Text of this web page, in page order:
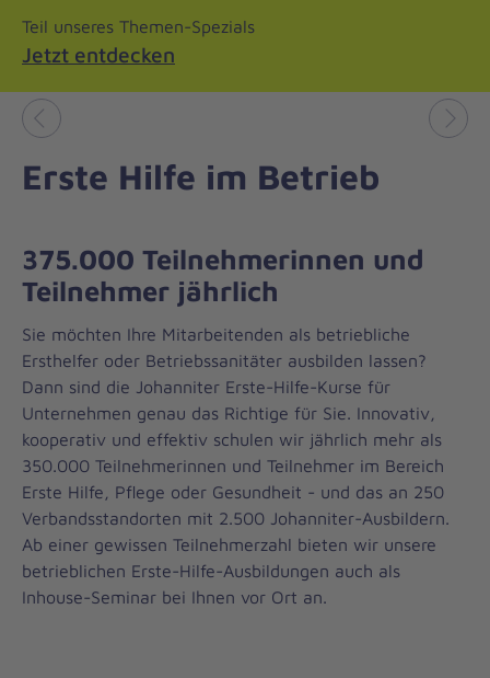
Teil unseres Themen-Spezials
Jetzt entdecken
Vorheriges
Erste Hilfe im Betrieb
375.000 Teilnehmerinnen und
Teilnehmer jährlich
Sie möchten Ihre Mitarbeitenden als betriebliche
Ersthelfer oder Betriebssanitäter ausbilden lassen?
Dann sind die Johanniter Erste-Hilfe-Kurse für
Unternehmen genau das Richtige für Sie. Innovativ,
kooperativ und effektiv schulen wir jährlich mehr als
350.000 Teilnehmerinnen und Teilnehmer im Bereich
Erste Hilfe, Pflege oder Gesundheit - und das an 250
Verbandsstandorten mit 2.500 Johanniter-Ausbildern.
Ab einer gewissen Teilnehmerzahl bieten wir unsere
betrieblichen Erste-Hilfe-Ausbildungen auch als
Inhouse-Seminar bei Ihnen vor Ort an.